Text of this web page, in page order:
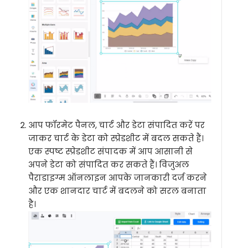
आप फॉरमेट पैनल, चार्ट और डेटा संपादित करें पर
जाकर चार्ट के डेटा को स्प्रेडशीट में बदल सकते हैं।
एक स्पष्ट स्प्रेडशीट संपादक में आप आसानी से
अपने डेटा को संपादित कर सकते हैं। विजुअल
पैराडाइग्म ऑनलाइन आपके जानकारी दर्ज करने
और एक शानदार चार्ट में बदलने को सरल बनाता
है।